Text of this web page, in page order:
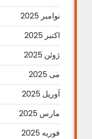
نوامبر 2025
اکتبر 2025
ژوئن 2025
می 2025
آوریل 2025
مارس 2025
فوریه 2025